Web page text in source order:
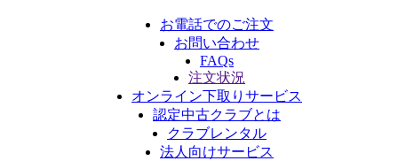
お電話でのご注文
お問い合わせ
FAQs
注文状況
オンライン下取りサービス
認定中古クラブとは
クラブレンタル
法人向けサービス